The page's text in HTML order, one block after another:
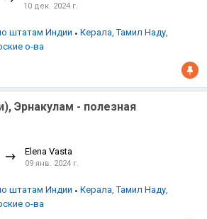
Индийский океан
10 дек. 2024 г.
штатам Индии
Керала, Тамил Наду,
о-ва
Эрнакулам - полезная
Elena Vasta
09 янв. 2024 г.
штатам Индии
Керала, Тамил Наду,
о-ва